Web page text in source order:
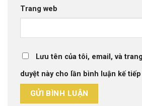
Trang web
Lưu tên của tôi, email, và
duyệt này cho lần bình luận kế